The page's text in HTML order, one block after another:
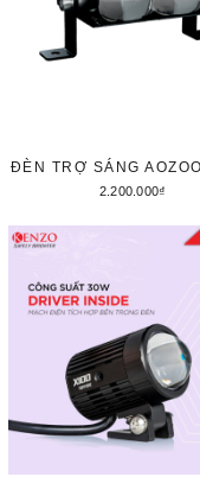
ĐÈN TRỢ SÁNG
2.200.000₫
Thêm vào giỏ